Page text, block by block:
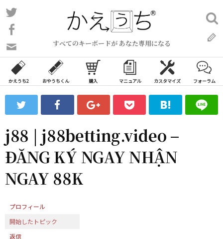
コ
ン
ン
ツ
ス
ッ
プ
すべてのキーボードが あなた専用になる
い
合
わ
フ
ォ
ム
検
索:
かえうち2 おやうちくん 購入 マニュアル カスタマイズ フォーラム
j88 | j88betting.video –
ĐĂNG KÝ NGAY NHẬN
NGAY 88K
プロフィール
開始したトピック
返信